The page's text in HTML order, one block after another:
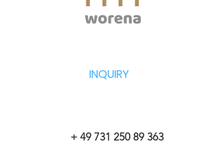
INQUIRY
+ 49 731 250 89 363